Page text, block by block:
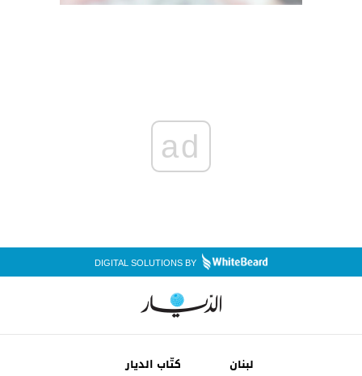
ad
DIGITAL SOLUTIONS BY
لبنان كتّاب الديار